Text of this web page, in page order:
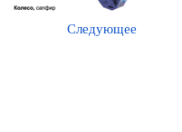
Следующее